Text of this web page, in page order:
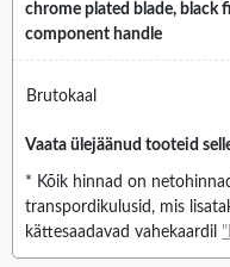
chrome plated blade, black
component handle
Brutokaal
Vaata ülejäänud tooteid
* Kõik hinnad on
transpordikulusid, mis
kättesaadavad vahekaardil